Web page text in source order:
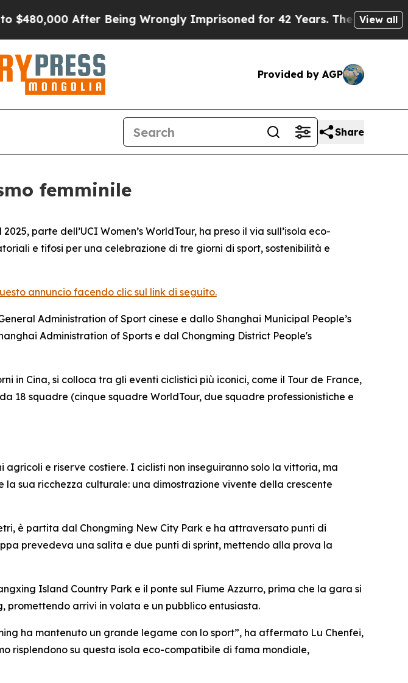
After Being Wrongly Imprisoned for 42 Years. The State Says No.
View all
Provided by AGP
Share
femminile
parte dell’UCI Women’s WorldTour, ha preso il via sull’isola eco-
e tifosi per una celebrazione di tre giorni di sport, sostenibilità e
annuncio facendo clic sul link di seguito.
Administration of Sport cinese e dallo Shanghai Municipal People’s
Administration of Sports e dal Chongming District People's
Cina, si colloca tra gli eventi ciclistici più iconici, come il Tour de France,
18 squadre (cinque squadre WorldTour, due squadre professionistiche e
e riserve costiere. I ciclisti non inseguiranno solo la vittoria, ma
sua ricchezza culturale: una dimostrazione vivente della crescente
è partita dal Chongming New City Park e ha attraversato punti di
prevedeva una salita e due punti di sprint, mettendo alla prova la
Island Country Park e il ponte sul Fiume Azzurro, prima che la gara si
promettendo arrivi in volata e un pubblico entusiasta.
ha mantenuto un grande legame con lo sport”, ha affermato Lu Chenfei,
risplendono su questa isola eco-compatibile di fama mondiale,